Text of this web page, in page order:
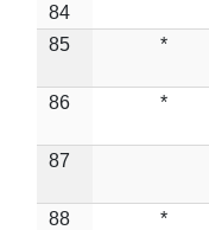
84
85
*
86 *
87
88 *